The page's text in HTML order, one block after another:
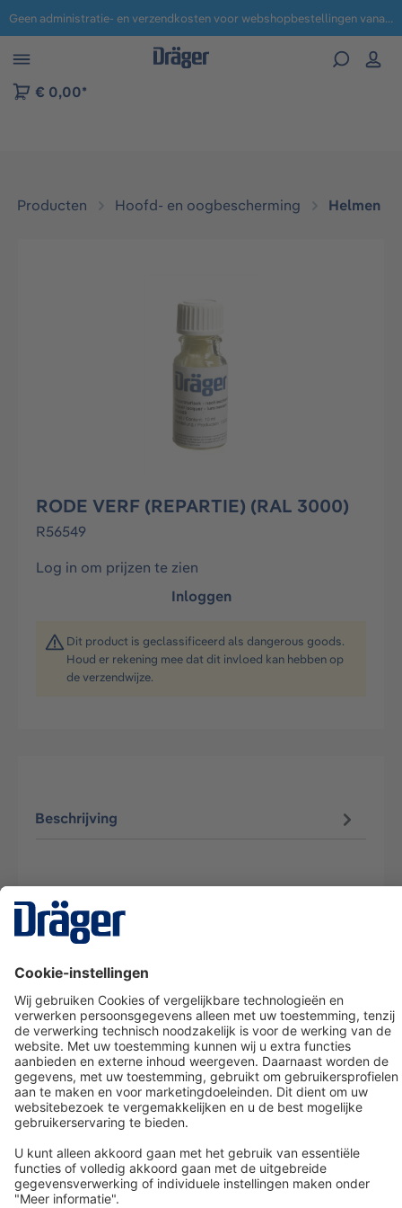
naar navigatie B2B-platform Geen administratie- en verzendkosten voor webshopbestellingen vanaf € 100,-.
€ 0,00*
Producten Hoofd- en oogbescherming Helmen
RODE VERF (REPARTIE) (RAL 3000)
R56549
Log in om prijzen te zien
Inloggen
Dit product is geclassificeerd als dangerous goods.
Houd er rekening mee dat dit invloed kan hebben op
de verzendwijze.
Beschrijving
Dräger klantenservice
Over Dräger
Bestellen in onze webshop
Community